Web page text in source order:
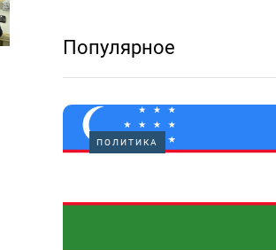
Популярное
ПОЛИТИКА